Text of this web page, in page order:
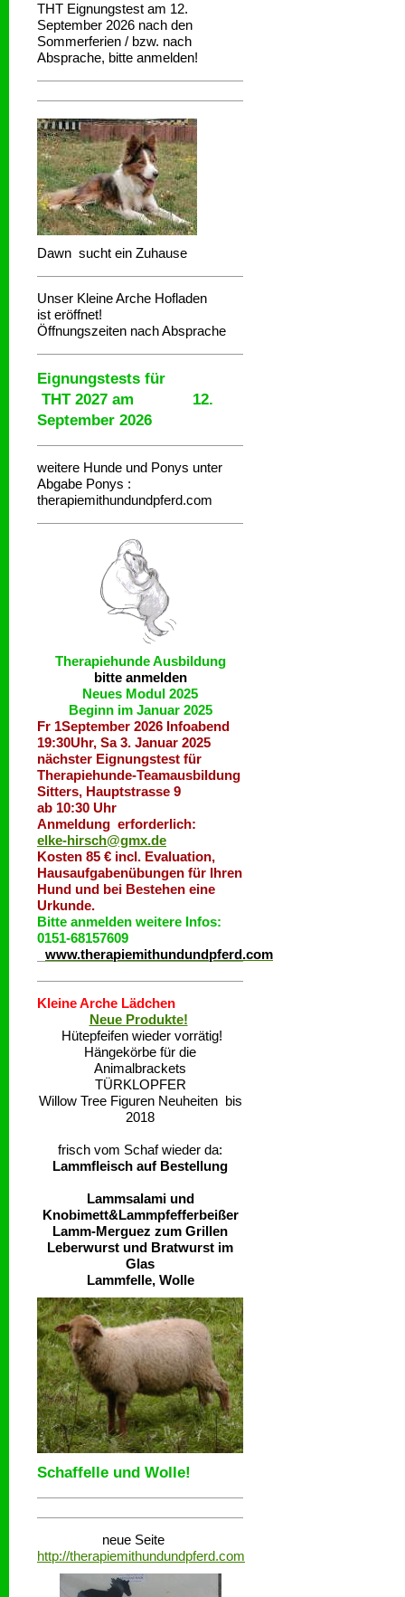
THT Eignungstest am 12.
September 2026 nach den
Sommerferien / bzw. nach
Absprache, bitte anmelden!
Dawn sucht ein Zuhause
Unser Kleine Arche Hofladen
ist eröffnet!
Öffnungszeiten nach Absprache
Eignungstests für
THT 2027 am 12.
September 2026
weitere Hunde und Ponys unter
Abgabe Ponys :
therapiemithundundpferd.com
Therapiehunde Ausbildung
bitte anmelden
Neues Modul 2025
Beginn im Januar 2025
Fr 1September 2026 Infoabend
19:30Uhr, Sa 3. Januar 2025
nächster Eignungstest für
Therapiehunde-Teamausbildung
Sitters, Hauptstrasse 9
ab 10:30 Uhr
Anmeldung erforderlich:
elke-hirsch@gmx.de
Kosten 85 € incl. Evaluation,
Hausaufgabenübungen für Ihren
Hund und bei Bestehen eine
Urkunde.
Bitte anmelden weitere Infos:
0151-68157609
www.therapiemithundundpferd.com
Kleine Arche Lädchen
Neue Produkte!
Hütepfeifen wieder vorrätig!
Hängekörbe für die
Animalbrackets
TÜRKLOPFER
Willow Tree Figuren Neuheiten bis
2018
frisch vom Schaf wieder da:
Lammfleisch auf Bestellung
Lammsalami und
Knobimett&Lammpfefferbeißer
Lamm-Merguez zum Grillen
Leberwurst und Bratwurst im
Glas
Lammfelle, Wolle
Schaffelle und Wolle!
neue Seite
http://therapiemithundundpferd.com